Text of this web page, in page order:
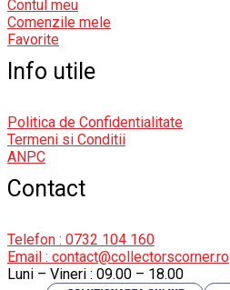
Contul meu
Comenzile mele
Favorite
Info utile
Politica de Confidentialitate
Termeni si Conditii
ANPC
Contact
Telefon : 0732 104 160
Email : contact@collectorscorner.ro
Luni – Vineri : 09.00 – 18.00